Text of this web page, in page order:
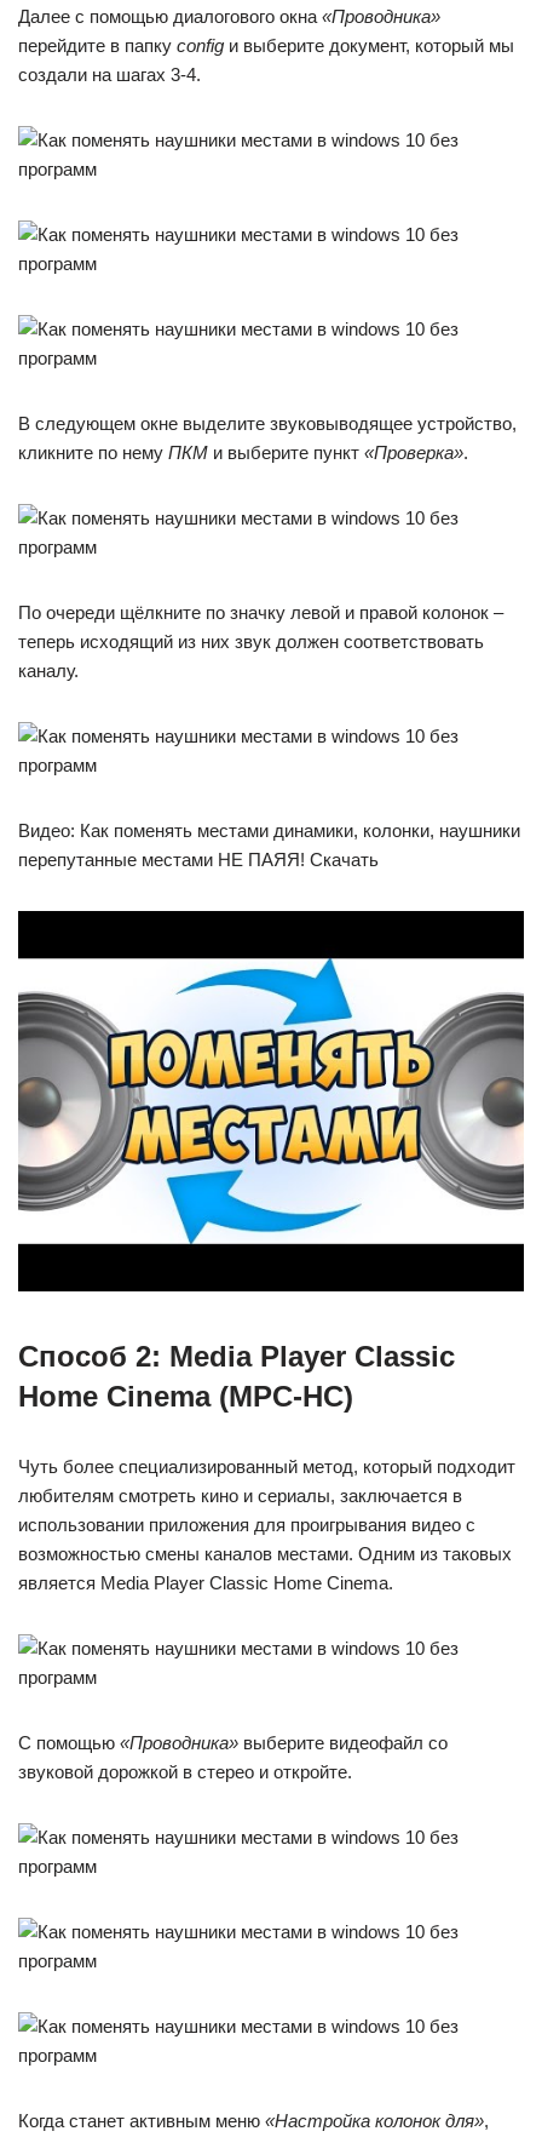
Далее с помощью диалогового окна «Проводника»
перейдите в папку config и выберите документ, который мы
создали на шагах 3-4.
В следующем окне выделите звуковыводящее устройство,
кликните по нему ПКМ и выберите пункт «Проверка».
По очереди щёлкните по значку левой и правой колонок –
теперь исходящий из них звук должен соответствовать
каналу.
Видео: Как поменять местами динамики, колонки, наушники
перепутанные местами НЕ ПАЯЯ! Скачать
Способ 2: Media Player Classic
Home Cinema (MPC-HC)
Чуть более специализированный метод, который подходит
любителям смотреть кино и сериалы, заключается в
использовании приложения для проигрывания видео с
возможностью смены каналов местами. Одним из таковых
является Media Player Classic Home Cinema.
С помощью «Проводника» выберите видеофайл со
звуковой дорожкой в стерео и откройте.
Когда станет активным меню «Настройка колонок для»,